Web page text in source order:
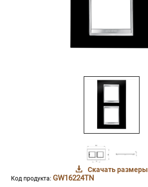
Скачать размеры
Код продукта: GW16224TN